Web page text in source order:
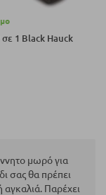
1 Black Hauck
μωρό για
σας θα πρέπει
Παρέχει